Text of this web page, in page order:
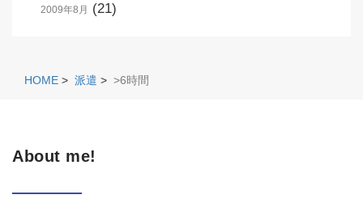
2009年8月 (21)
HOME > 派遣 > >6時間
About me!